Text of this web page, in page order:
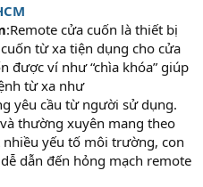
:Remote cửa cuốn là thiết bị
từ xa tiện dụng cho cửa
được ví như “chìa khóa” giúp
từ xa như
yêu cầu từ người sử dụng.
thường xuyên mang theo
yếu tố môi trường, con
dẫn đến hỏng mạch remote